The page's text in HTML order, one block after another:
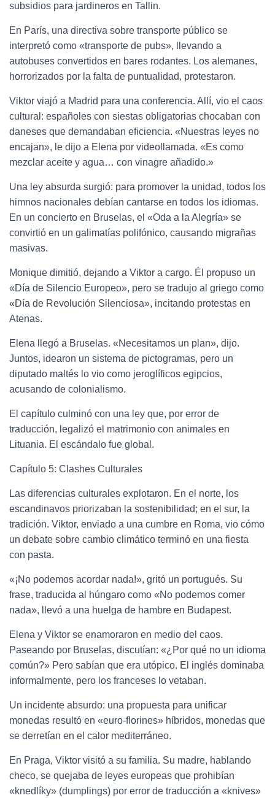
subsidios para jardineros en Tallin.
En París, una directiva sobre transporte público se
interpretó como «transporte de pubs», llevando a
autobuses convertidos en bares rodantes. Los alemanes,
horrorizados por la falta de puntualidad, protestaron.
Viktor viajó a Madrid para una conferencia. Allí, vio el caos
cultural: españoles con siestas obligatorias chocaban con
daneses que demandaban eficiencia. «Nuestras leyes no
encajan», le dijo a Elena por videollamada. «Es como
mezclar aceite y agua… con vinagre añadido.»
Una ley absurda surgió: para promover la unidad, todos los
himnos nacionales debían cantarse en todos los idiomas.
En un concierto en Bruselas, el «Oda a la Alegría» se
convirtió en un galimatías polifónico, causando migrañas
masivas.
Monique dimitió, dejando a Viktor a cargo. Él propuso un
«Día de Silencio Europeo», pero se tradujo al griego como
«Día de Revolución Silenciosa», incitando protestas en
Atenas.
Elena llegó a Bruselas. «Necesitamos un plan», dijo.
Juntos, idearon un sistema de pictogramas, pero un
diputado maltés lo vio como jeroglíficos egipcios,
acusando de colonialismo.
El capítulo culminó con una ley que, por error de
traducción, legalizó el matrimonio con animales en
Lituania. El escándalo fue global.
Capítulo 5: Clashes Culturales
Las diferencias culturales explotaron. En el norte, los
escandinavos priorizaban la sostenibilidad; en el sur, la
tradición. Viktor, enviado a una cumbre en Roma, vio cómo
un debate sobre cambio climático terminó en una fiesta
con pasta.
«¡No podemos acordar nada!», gritó un portugués. Su
frase, traducida al húngaro como «No podemos comer
nada», llevó a una huelga de hambre en Budapest.
Elena y Viktor se enamoraron en medio del caos.
Paseando por Bruselas, discutían: «¿Por qué no un idioma
común?» Pero sabían que era utópico. El inglés dominaba
informalmente, pero los franceses lo vetaban.
Un incidente absurdo: una propuesta para unificar
monedas resultó en «euro-florines» híbridos, monedas que
se derretían en el calor mediterráneo.
En Praga, Viktor visitó a su familia. Su madre, hablando
checo, se quejaba de leyes europeas que prohibían
«knedlíky» (dumplings) por error de traducción a «knives»